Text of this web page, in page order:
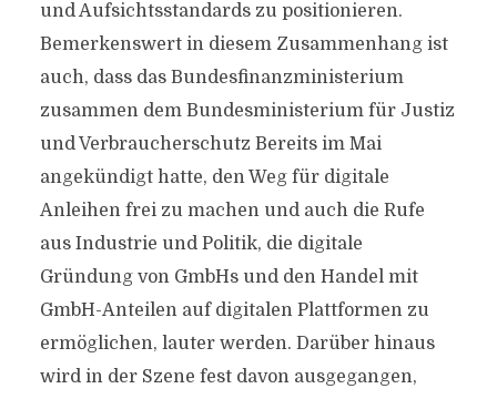
und Aufsichtsstandards zu positionieren.
Bemerkenswert in diesem Zusammenhang ist
auch, dass das Bundesfinanzministerium
zusammen dem Bundesministerium für Justiz
und Verbraucherschutz Bereits im Mai
angekündigt hatte, den Weg für digitale
Anleihen frei zu machen und auch die Rufe
aus Industrie und Politik, die digitale
Gründung von GmbHs und den Handel mit
GmbH-Anteilen auf digitalen Plattformen zu
ermöglichen, lauter werden. Darüber hinaus
wird in der Szene fest davon ausgegangen,